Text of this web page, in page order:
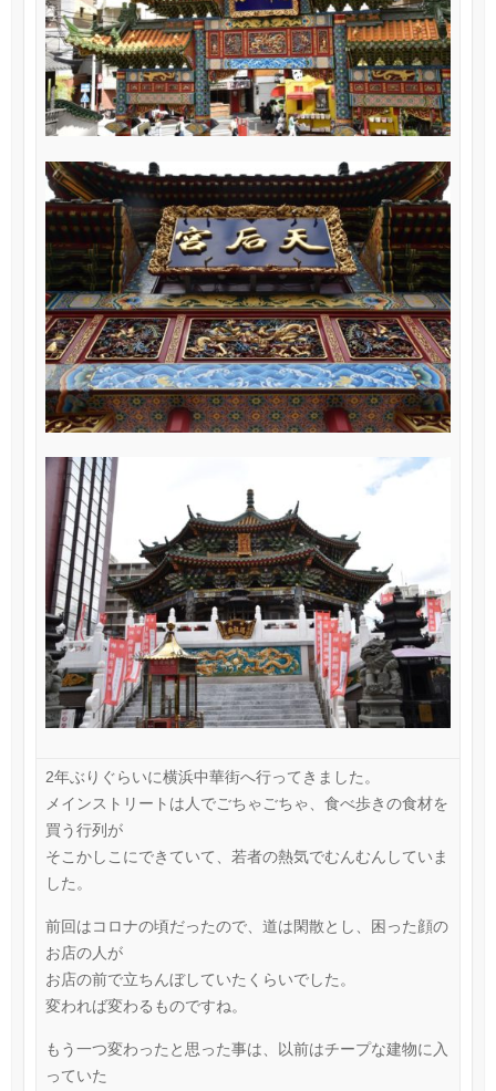
2年ぶりぐらいに横浜中華街へ行ってきました。
メインストリートは人でごちゃごちゃ、食べ歩きの食材を
買う行列が
そこかしこにできていて、若者の熱気でむんむんしていま
した。
前回はコロナの頃だったので、道は閑散とし、困った顔の
お店の人が
お店の前で立ちんぼしていたくらいでした。
変われば変わるものですね。
もう一つ変わったと思った事は、以前はチープな建物に入
っていた